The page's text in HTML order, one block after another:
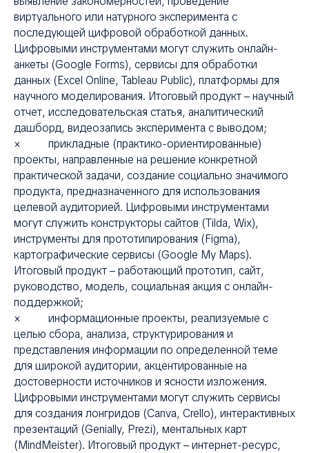
виртуального или натурного эксперимента с
последующей цифровой обработкой данных.
Цифровыми инструментами могут служить онлайн-
анкеты (Google Forms), сервисы для обработки
данных (Excel Online, Tableau Public), платформы для
научного моделирования. Итоговый продукт – научный
отчет, исследовательская статья, аналитический
дашборд, видеозапись эксперимента с выводом;
× прикладные (практико-ориентированные)
проекты, направленные на решение конкретной
практической задачи, создание социально значимого
продукта, предназначенного для использования
целевой аудиторией. Цифровыми инструментами
могут служить конструкторы сайтов (Tilda, Wix),
инструменты для прототипирования (Figma),
картографические сервисы (Google My Maps).
Итоговый продукт – работающий прототип, сайт,
руководство, модель, социальная акция с онлайн-
поддержкой;
× информационные проекты, реализуемые с
целью сбора, анализа, структурирования и
представления информации по определенной теме
для широкой аудитории, акцентированные на
достоверности источников и ясности изложения.
Цифровыми инструментами могут служить сервисы
для создания лонгридов (Canva, Crello), интерактивных
презентаций (Genially, Prezi), ментальных карт
(MindMeister). Итоговый продукт – интернет-ресурс,